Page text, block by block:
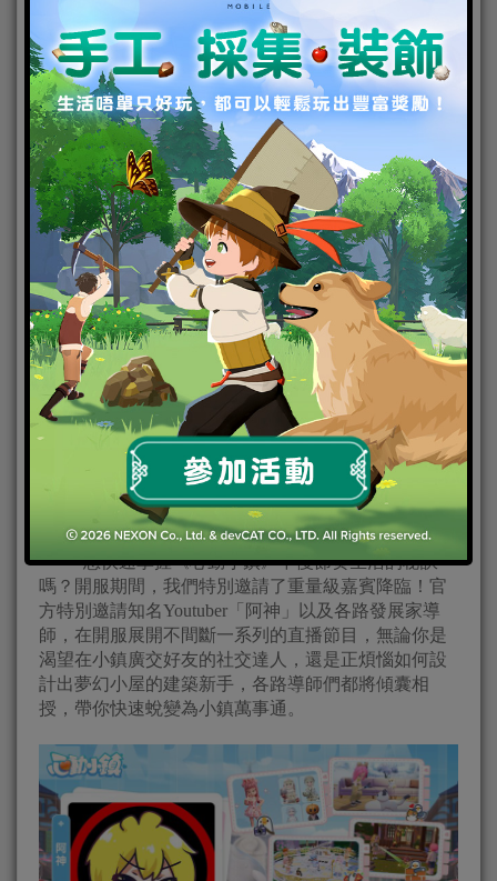
將迎來最俏皮的訪客！《心動小鎮》正式宣布與世界
知名玩具IP《彩虹小馬》展開夢幻聯動，共同譜寫奇
幻篇章。「友誼是心動的魔法！」一盞盞美好的友誼
之光正等待著發展家前來親手點亮。官方後續將揭曉
更多聯動內容與驚喜，想第一時間掌握消息嗎？請務
必密切鎖定官方粉絲團，準備好與《彩虹小馬》一
起，在小鎮綻放最耀眼的七彩光芒！
重量級嘉賓登上鯨魚島｜知名Youtuber阿神帶領發展
家們迎接美好生活
想快速掌握《心動小鎮》中慢節奏生活的秘訣
嗎？開服期間，我們特別邀請了重量級嘉賓降臨！官
方特別邀請知名Youtuber「阿神」以及各路發展家導
師，在開服展開不間斷一系列的直播節目，無論你是
渴望在小鎮廣交好友的社交達人，還是正煩惱如何設
計出夢幻小屋的建築新手，各路導師們都將傾囊相
授，帶你快速蛻變為小鎮萬事通。